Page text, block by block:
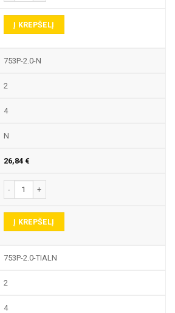
Į KREPŠELĮ
753P-2.0-N
2
4
N
26,84 €
produkto kiekis: 753P TEKINIMO PLOKŠTELĖ
Į KREPŠELĮ
753P-2.0-TIALN
2
4